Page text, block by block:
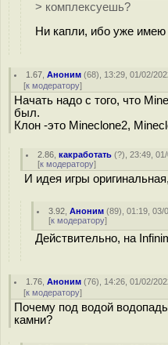
> комплексуешь?
Ни капли, ибо уже имею
1.67 ,Аноним (68), 13:29, 01/02/
[к модератору]
Начать надо с того, что
был.
Клон -это Mineclone2,
2.86 ,какработать (?), 23:49,
[к модератору]
И идея игры
3.92 ,Аноним (89), 01:19, 03/
[к модератору]
Действительно, на
1.76 ,Аноним (76), 14:26, 01/02/
[к модератору]
Почему под водой
камни?